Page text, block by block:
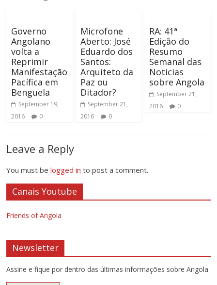
Governo
Angolano
volta a
Reprimir
Manifestação
Pacífica em
Benguela
September 19,
2016
0
Microfone
Aberto: José
Eduardo dos
Santos:
Arquiteto da
Paz ou
Ditador?
September 21,
2016
0
RA: 41ª
Edição do
Resumo
Semanal das
Noticias
sobre Angola
September 21,
2016
0
Leave a Reply
You must belogged in to post a comment.
Canais Youtube
Friends of Angola
Newsletter
Assine e fique por dentro das últimas informações sobre Angola